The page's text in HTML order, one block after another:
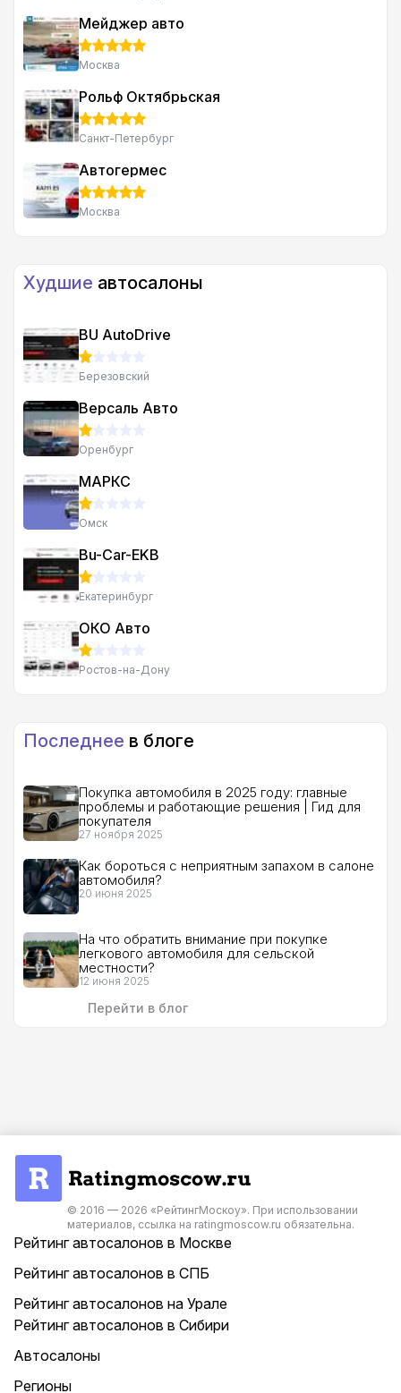
Мейджер авто
Москва
Рольф Октябрьская
Санкт-Петербург
Автогермес
Москва
Худшие автосалоны
BU AutoDrive
Березовский
Версаль Авто
Оренбург
МАРКС
Омск
Bu-Car-EKB
Екатеринбург
ОКО Авто
Ростов-на-Дону
Последнее в блоге
Покупка автомобиля в 2025 году: главные
проблемы и работающие решения | Гид для
покупателя
27 ноября 2025
Как бороться с неприятным запахом в салоне
автомобиля?
20 июня 2025
На что обратить внимание при покупке
легкового автомобиля для сельской
местности?
12 июня 2025
Перейти в блог
© 2016 — 2026 «РейтингМоскоу». При использовании
материалов, ссылка на ratingmoscow.ru обязательна.
Рейтинг автосалонов в Москве
Рейтинг автосалонов в СПБ
Рейтинг автосалонов на Урале
Рейтинг автосалонов в Сибири
Автосалоны
Регионы